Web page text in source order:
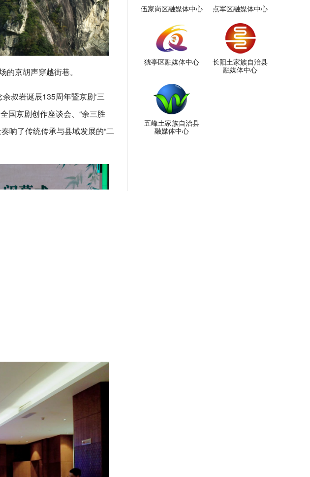
京胡声穿越街巷。
叔岩诞辰135周年暨京剧‘三
国京剧创作座谈会、“余三胜
响了传统传承与县域发展的“二
伍家岗区融媒体中心 点军区融媒体中心
猇亭区融媒体中心
长阳土家族自治县
融媒体中心
五峰土家族自治县
融媒体中心